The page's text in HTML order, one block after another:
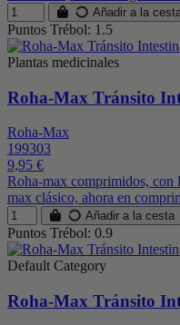
Añadir a la
Puntos Trébol: 1.5
Plantas medicinales
Roha-Max Tránsito
Roha-Max
199303
9,95 €
Roha-max comprimidos, con
max clásico, ahora en
Añadir a la cesta
Puntos Trébol: 0.9
Default Category
Roha-Max Tránsito